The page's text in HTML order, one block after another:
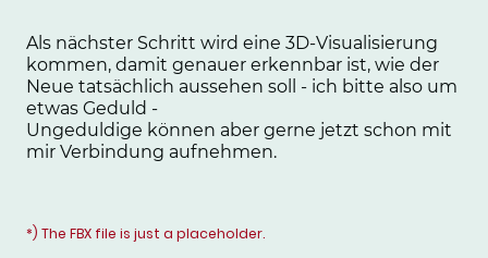
Als nächster Schritt wird eine 3D-Visualisierung
kommen, damit genauer erkennbar ist, wie der
Neue tatsächlich aussehen soll - ich bitte also um
etwas Geduld -
Ungeduldige können aber gerne jetzt schon mit
mir Verbindung aufnehmen.
*) The FBX file is just a placeholder.